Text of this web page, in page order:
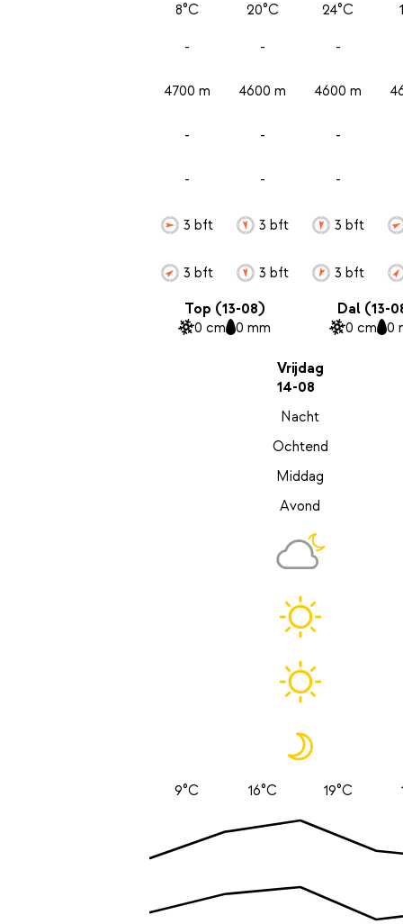
8°C
-
4700 m
-
-
3 bft
3 bft
20°C
-
4600 m
-
-
3 bft
3 bft
24°C
-
4600 m
-
-
3 bft
3 bft
Top (13-08)
0 cm 0 mm
Dal (13-
0 cm 0
Vrijdag
14-08
Nacht
Ochtend
Middag
Avond
9°C 16°C 19°C